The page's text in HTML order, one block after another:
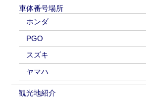
車体番号場所
ホンダ
PGO
スズキ
ヤマハ
観光地紹介